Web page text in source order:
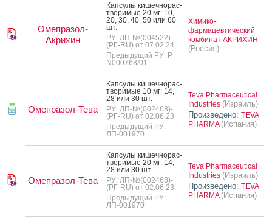
Омепразол-
Акрихин
Кап­су­лы ки­шеч­но­рас­
тво­римые 20 мг: 10,
20, 30, 40, 50 или 60
шт.
РУ: ЛП-№(004522)-
(РГ-RU) от 07.02.24
Предыдущий РУ: Р
N000768/01
Химико-
фармацевтический
комбинат АКРИХИН
(Россия)
Омепразол-Тева
Кап­су­лы ки­шеч­но­рас­
тво­римые 10 мг: 14,
28 или 30 шт.
РУ: ЛП-№(002468)-
(РГ-RU) от 02.06.23
Предыдущий РУ:
ЛП-001970
Teva Pharmaceutical
Industries (Израиль)
Произведено: TEVA
PHARMA (Испания)
Омепразол-Тева
Кап­су­лы ки­шеч­но­рас­
тво­римые 20 мг: 14,
28 или 30 шт.
РУ: ЛП-№(002468)-
(РГ-RU) от 02.06.23
Предыдущий РУ:
ЛП-001970
Teva Pharmaceutical
Industries (Израиль)
Произведено: TEVA
PHARMA (Испания)